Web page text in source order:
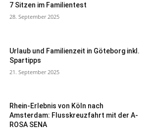
7 Sitzen im Familientest
28. September 2025
Urlaub und Familienzeit in Göteborg inkl.
Spartipps
21. September 2025
Rhein-Erlebnis von Köln nach
Amsterdam: Flusskreuzfahrt mit der A-
ROSA SENA